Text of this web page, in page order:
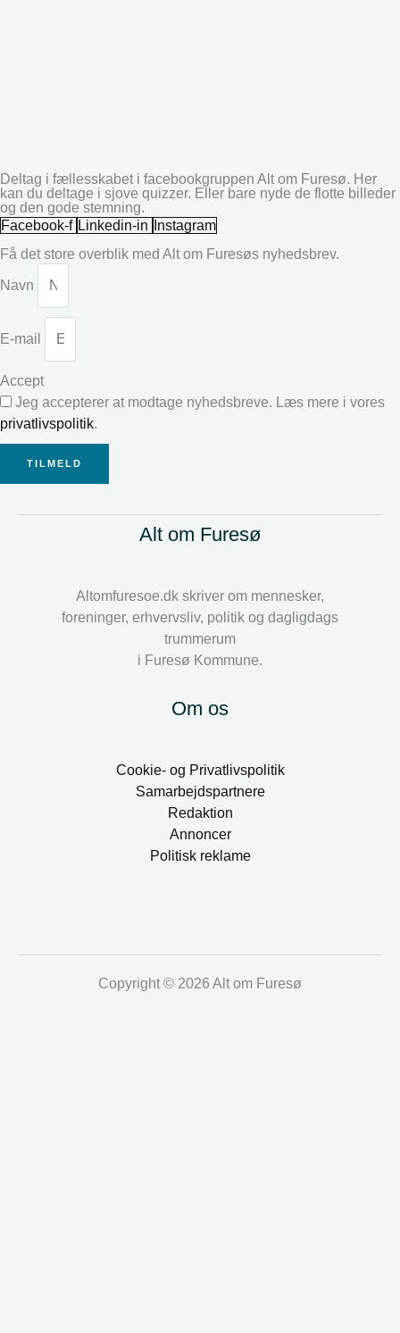
Deltag i fællesskabet i facebookgruppen Alt om Furesø. Her
kan du deltage i sjove quizzer. Eller bare nyde de flotte billeder
og den gode stemning.
Facebook-f Linkedin-in
Instagram
Få det store overblik med Alt om Furesøs nyhedsbrev.
Navn
E-mail
Accept
Jeg accepterer at modtage nyhedsbreve. Læs mere i vores
privatlivspolitik.
TILMELD
Alt om Furesø
Altomfuresoe.dk skriver om mennesker,
foreninger, erhvervsliv, politik og dagligdags
trummerum
i Furesø Kommune.
Om os
Cookie- og Privatlivspolitik
Samarbejdspartnere
Redaktion
Annoncer
Politisk reklame
Copyright © 2026 Alt om Furesø